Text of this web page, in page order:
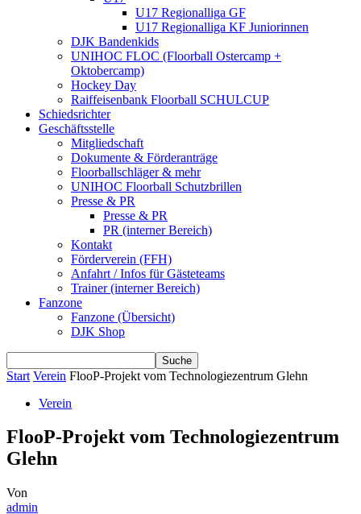
U17 Regionalliga GF
U17 Regionalliga KF Juniorinnen
DJK Bandenkids
UNIHOC FLOC (Floorball Ostercamp +
Oktobercamp)
Hockey Day
Raiffeisenbank Floorball SCHULCUP
Schiedsrichter
Geschäftsstelle
Mitgliedschaft
Dokumente & Förderanträge
Floorballschläger & mehr
UNIHOC Floorball Schutzbrillen
Presse & PR
Presse & PR
PR (interner Bereich)
Kontakt
Förderverein (FFH)
Anfahrt / Infos für Gästeteams
Trainer (interner Bereich)
Fanzone
Fanzone (Übersicht)
DJK Shop
Start Verein FlooP-Projekt vom Technologiezentrum Glehn
Verein
FlooP-Projekt vom Technologiezentrum
Glehn
Von
admin